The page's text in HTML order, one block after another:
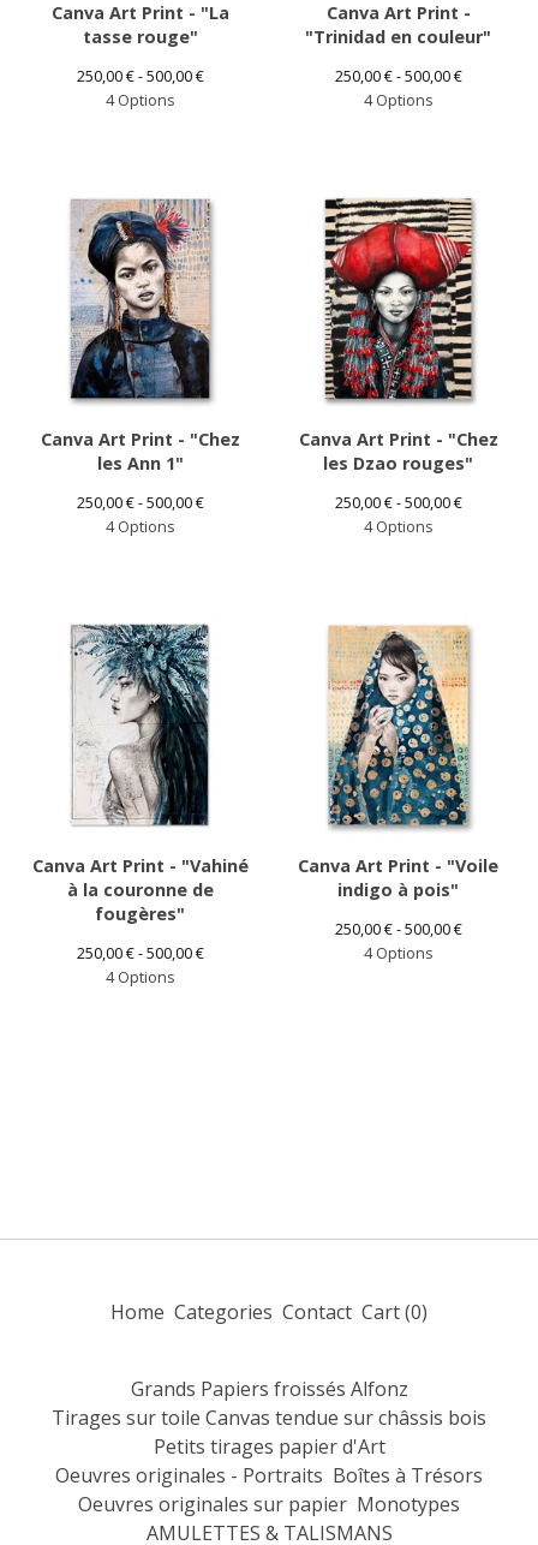
Canva Art Print - "La
tasse rouge"
250,00€- 500,00€
4 Options
Canva Art Print -
"Trinidad en couleur"
250,00€- 500,00€
4 Options
Canva Art Print - "Chez
les Ann 1"
250,00€- 500,00€
4 Options
Canva Art Print - "Chez
les Dzao rouges"
250,00€- 500,00€
4 Options
Canva Art Print - "Vahiné
à la couronne de
fougères"
250,00€- 500,00€
4 Options
Canva Art Print - "Voile
indigo à pois"
250,00€- 500,00€
4 Options
Home Categories Contact Cart (0)
Grands Papiers froissés Alfonz
Tirages sur toile Canvas tendue sur châssis bois
Petits tirages papier d'Art
Oeuvres originales - Portraits Boîtes à Trésors
Oeuvres originales sur papier Monotypes
AMULETTES & TALISMANS